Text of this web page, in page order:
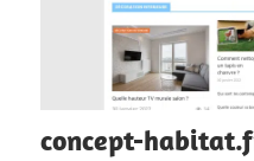
concept-